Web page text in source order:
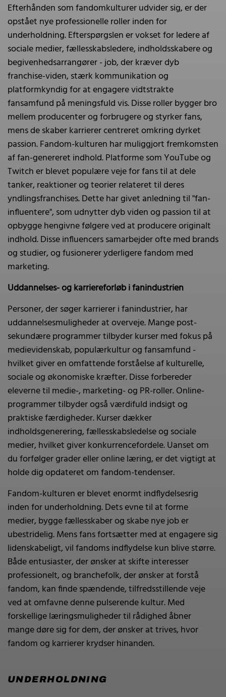
Efterhånden som fandomkulturer udvider sig, er der
opstået nye professionelle roller inden for
underholdning. Efterspørgslen er vokset for ledere af
sociale medier, fællesskabsledere, indholdsskabere og
begivenhedsarrangører - job, der kræver dyb
franchise-viden, stærk kommunikation og
platformkyndig for at engagere vidtstrakte
fansamfund på meningsfuld vis. Disse roller bygger bro
mellem producenter og forbrugere og styrker fans,
mens de skaber karrierer centreret omkring dyrket
passion. Fandom-kulturen har muliggjort fremkomsten
af fan-genereret indhold. Platforme som YouTube og
Twitch er blevet populære veje for fans til at dele
tanker, reaktioner og teorier relateret til deres
yndlingsfranchises. Dette har givet anledning til "fan-
influentere", som udnytter dyb viden og passion til at
opbygge hengivne følgere ved at producere originalt
indhold. Disse influencers samarbejder ofte med brands
og studier, og fusionerer yderligere fandom med
marketing.
Uddannelses- og karriereforløb i fanindustrien
Personer, der søger karrierer i fanindustrier, har
uddannelsesmuligheder at overveje. Mange post-
sekundære programmer tilbyder kurser med fokus på
medievidenskab, populærkultur og fansamfund -
hvilket giver en omfattende forståelse af kulturelle,
sociale og økonomiske kræfter. Disse forbereder
eleverne til medie-, marketing- og PR-roller. Online-
programmer tilbyder også værdifuld indsigt og
praktiske færdigheder. Kurser dækker
indholdsgenerering, fællesskabsledelse og sociale
medier, hvilket giver konkurrencefordele. Uanset om
du forfølger grader eller online læring, er det vigtigt at
holde dig opdateret om fandom-tendenser.
Fandom-kulturen er blevet enormt indflydelsesrig
inden for underholdning. Dets evne til at forme
medier, bygge fællesskaber og skabe nye job er
ubestridelig. Mens fans fortsætter med at engagere sig
lidenskabeligt, vil fandoms indflydelse kun blive større.
Både entusiaster, der ønsker at skifte interesser
professionelt, og branchefolk, der ønsker at forstå
fandom, kan finde spændende, tilfredsstillende veje
ved at omfavne denne pulserende kultur. Med
forskellige læringsmuligheder til rådighed åbner
mange døre sig for dem, der ønsker at trives, hvor
fandom og karrierer krydser hinanden.
UNDERHOLDNING